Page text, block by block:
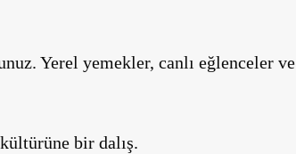
Yerel yemekler, canlı eğlenceler ve
bir dalış.